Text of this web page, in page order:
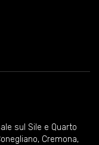
sul Sile e Quarto
, Cremona,